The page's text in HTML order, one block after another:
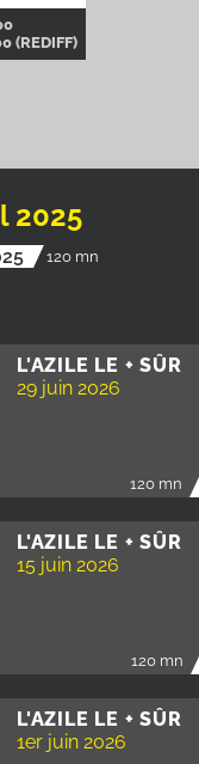
(REDIFF)
L'AZILE LE + SÛR
29 juin 2026
120 mn
L'AZILE LE + SÛR
15 juin 2026
120 mn
L'AZILE LE + SÛR
1er juin 2026
2025
120 mn